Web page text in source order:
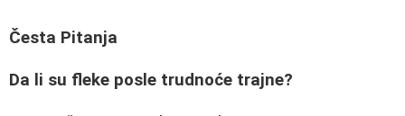
Česta Pitanja
Da li su fleke posle trudnoće trajne?